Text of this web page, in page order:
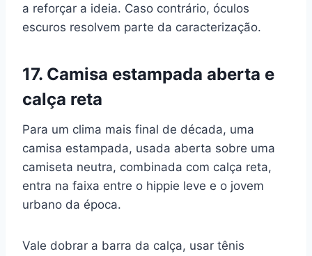
a reforçar a ideia. Caso contrário, óculos
escuros resolvem parte da caracterização.
17. Camisa estampada aberta e
calça reta
Para um clima mais final de década, uma
camisa estampada, usada aberta sobre uma
camiseta neutra, combinada com calça reta,
entra na faixa entre o hippie leve e o jovem
urbano da época.
Vale dobrar a barra da calça, usar tênis